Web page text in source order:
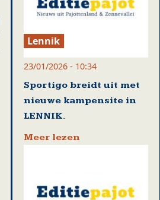
Lennik
23/01/2026 - 10:34
Sportigo breidt uit met
nieuwe kampensite in
LENNIK.
Meer lezen